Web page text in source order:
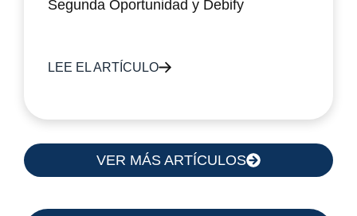
Segunda Oportunidad y Debify
LEE EL ARTÍCULO
VER MÁS ARTÍCULOS